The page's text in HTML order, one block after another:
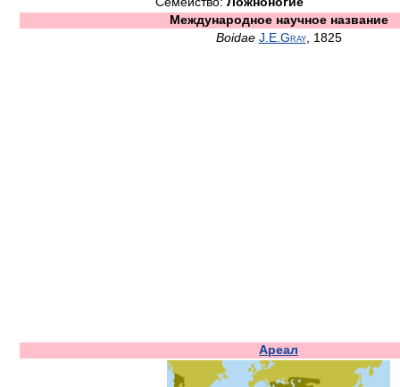
Международное научное название
Boidae J.E.Gray, 1825
Ареал